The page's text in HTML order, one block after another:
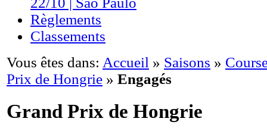
Règlements
Classements
Vous êtes dans: Accueil » Saisons »
Prix de Hongrie » Engagés
Grand Prix de Hongrie